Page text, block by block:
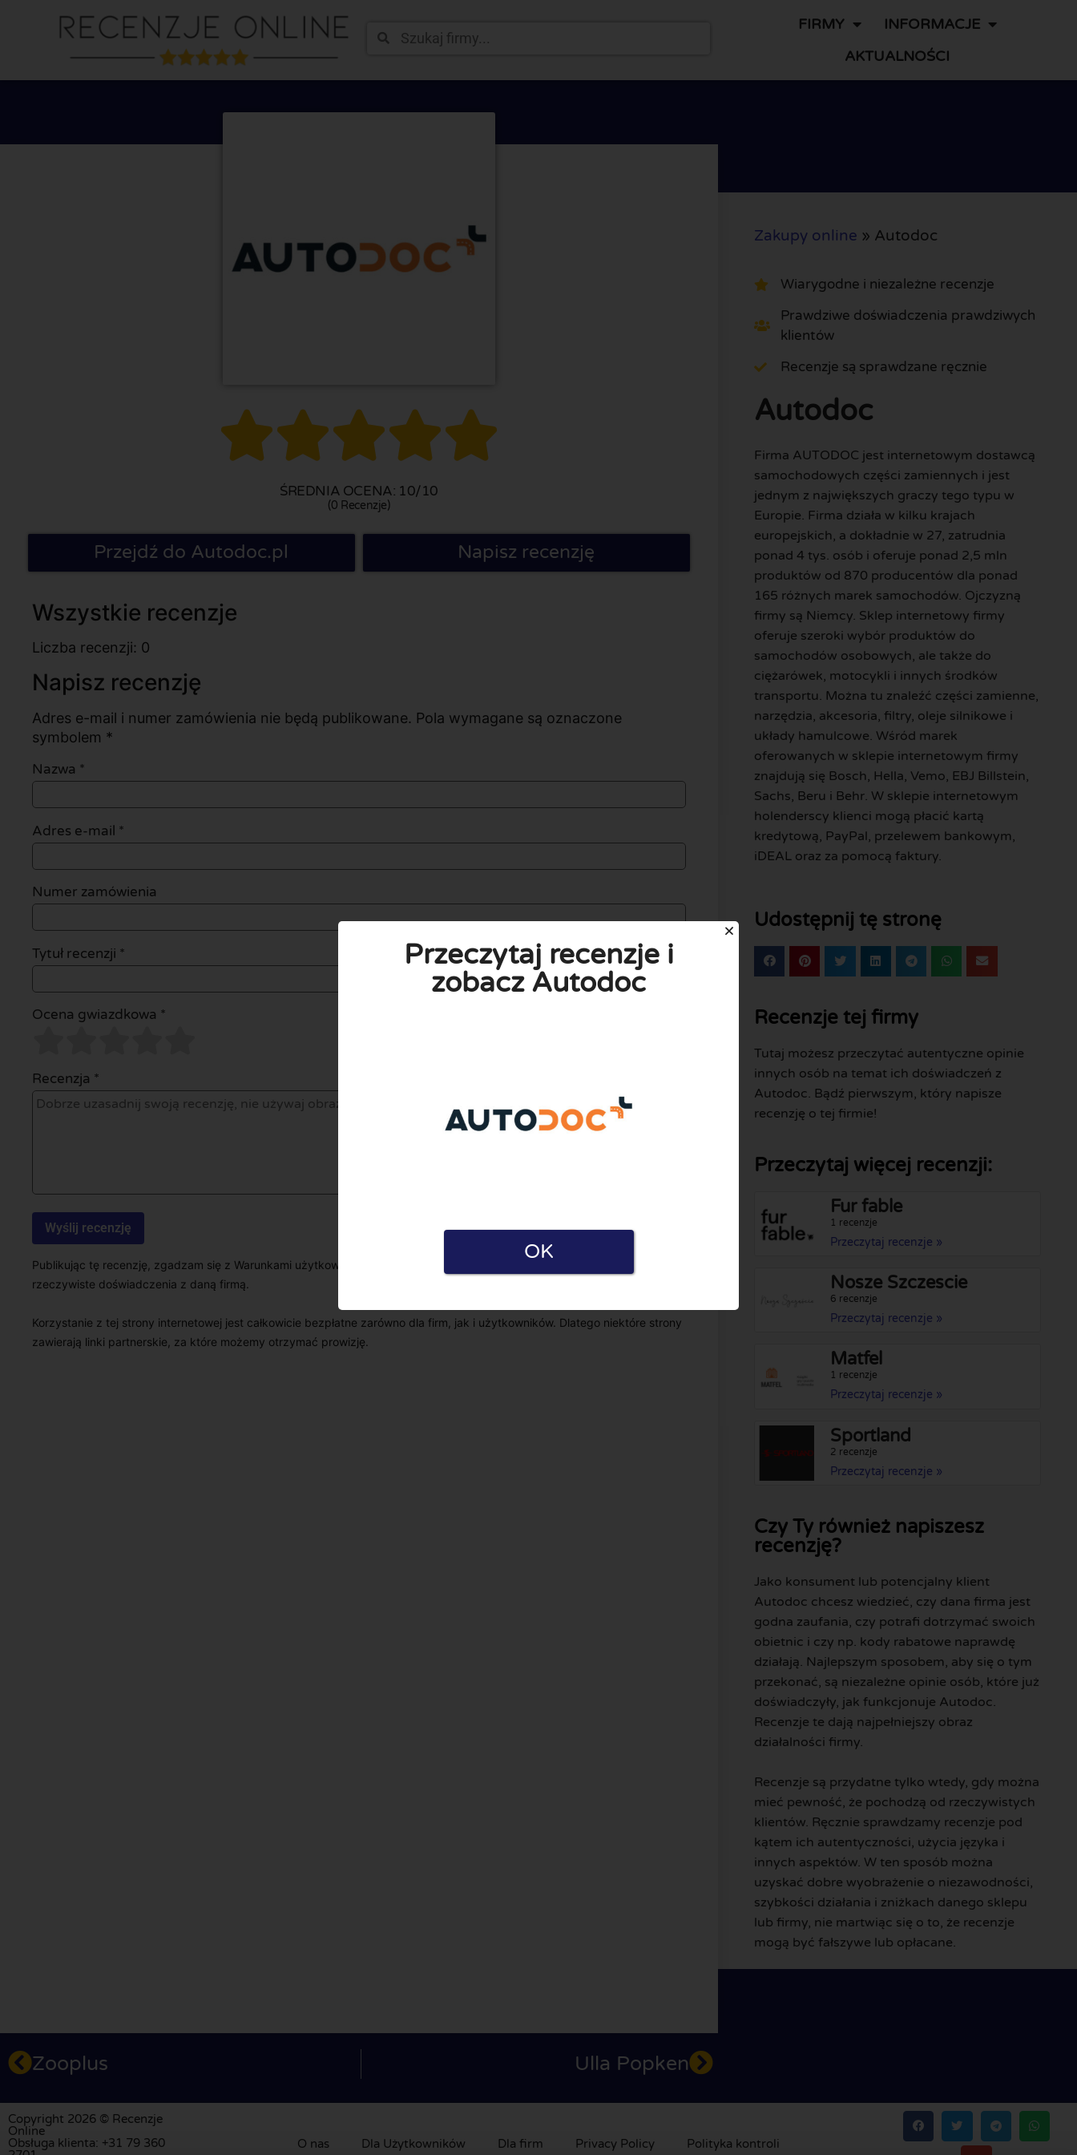
FIRMY
INFORMACJE
AKTUALNOŚCI

ŚREDNIA OCENA: 10/10
(0 Recenzje)
Przejdź do Autodoc.pl Napisz recenzję
Wszystkie recenzje
Liczba recenzji: 0
Napisz recenzję
Adres e-mail i numer zamówienia nie będą publikowane. Pola wymagane są oznaczone
symbolem *
Nazwa *
Adres e-mail *
Numer zamówienia
Tytuł recenzji *
Ocena gwiazdkowa *
Recenzja *
Publikując tę recenzję, zgadzam się z Warunkami użytkowania i Polityką prywatności. Oświadczam również, że mam
rzeczywiste doświadczenia z daną firmą.
Korzystanie z tej strony internetowej jest całkowicie bezpłatne zarówno dla firm, jak i użytkowników. Dlatego niektóre strony
zawierają linki partnerskie, za które możemy otrzymać prowizję.
Zakupy online » Autodoc
Wiarygodne i niezależne recenzje
Prawdziwe doświadczenia prawdziwych
klientów
Recenzje są sprawdzane ręcznie
Autodoc
Firma AUTODOC jest internetowym dostawcą
samochodowych części zamiennych i jest
jednym z największych graczy tego typu w
Europie. Firma działa w kilku krajach
europejskich, a dokładnie w 27, zatrudnia
ponad 4 tys. osób i oferuje ponad 2,5 mln
produktów od 870 producentów dla ponad
165 różnych marek samochodów. Ojczyzną
firmy są Niemcy. Sklep internetowy firmy
oferuje szeroki wybór produktów do
samochodów osobowych, ale także do
ciężarówek, motocykli i innych środków
transportu. Można tu znaleźć części zamienne,
narzędzia, akcesoria, filtry, oleje silnikowe i
układy hamulcowe. Wśród marek
oferowanych w sklepie internetowym firmy
znajdują się Bosch, Hella, Vemo, EBJ Billstein,
Sachs, Beru i Behr. W sklepie internetowym
holenderscy klienci mogą płacić kartą
kredytową, PayPal, przelewem bankowym,
iDEAL oraz za pomocą faktury.
Udostępnij tę stronę
Recenzje tej firmy
Tutaj możesz przeczytać autentyczne opinie
innych osób na temat ich doświadczeń z
Autodoc. Bądź pierwszym, który napisze
recenzję o tej firmie!
Przeczytaj więcej recenzji:
Fur fable
1 recenzje
Przeczytaj recenzje »
Nosze Szczescie
6 recenzje
Przeczytaj recenzje »
Matfel
1 recenzje
Przeczytaj recenzje »
Sportland
2 recenzje
Przeczytaj recenzje »
Czy Ty również napiszesz
recenzję?
Jako konsument lub potencjalny klient
Autodoc chcesz wiedzieć, czy dana firma jest
godna zaufania, czy potrafi dotrzymać swoich
obietnic i czy np. kody rabatowe naprawdę
działają. Najlepszym sposobem, aby się o tym
przekonać, są niezależne opinie osób, które już
doświadczyły, jak funkcjonuje Autodoc.
Recenzje te dają najpełniejszy obraz
działalności firmy.
Recenzje są przydatne tylko wtedy, gdy można
mieć pewność, że pochodzą od rzeczywistych
klientów. Ręcznie sprawdzamy recenzje pod
kątem ich autentyczności, użycia języka i
innych aspektów. W ten sposób można
uzyskać dobre wyobrażenie o niezawodności,
szybkości działania i zniżkach danego sklepu
lub firmy, nie martwiąc się o to, że recenzje
mogą być fałszywe lub opłacane.
Zooplus Ulla Popken
Copyright 2026 © Recenzje
Online
Obsługa klienta: +31 79 360
O nas Dla Użytkowników Dla firm Privacy Policy Polityka kontroli
Przeczytaj recenzje i
zobacz Autodoc
OK